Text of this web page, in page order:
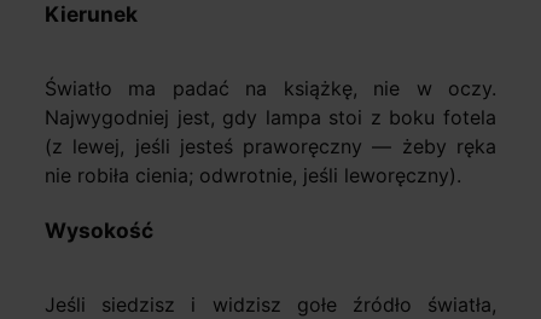
Kierunek
Światło ma padać na książkę, nie w oczy.
Najwygodniej jest, gdy lampa stoi z boku fotela
(z lewej, jeśli jesteś praworęczny — żeby ręka
nie robiła cienia; odwrotnie, jeśli leworęczny).
Wysokość
Jeśli siedzisz i widzisz gołe źródło światła,